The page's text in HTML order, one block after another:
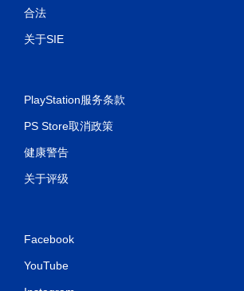
合法
关于SIE
PlayStation服务条款
PS Store取消政策
健康警告
关于评级
Facebook
YouTube